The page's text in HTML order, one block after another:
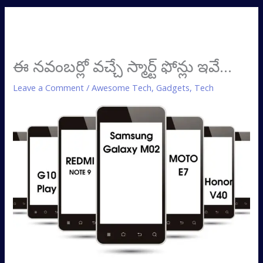
ఈ నవంబర్లో వచ్చే స్మార్ట్‌ ఫోన్లు ఇవే…
Leave a Comment /Awesome Tech,Gadgets, Tech